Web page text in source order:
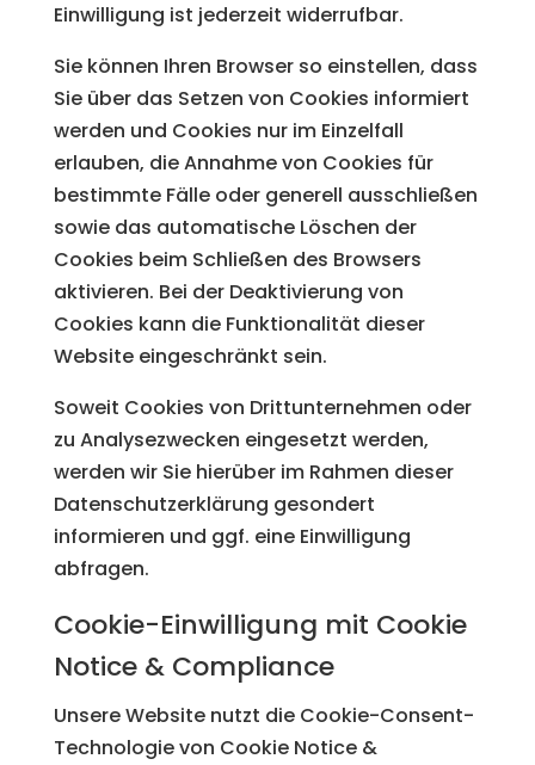
Einwilligung ist jederzeit widerrufbar.
Sie können Ihren Browser so einstellen, dass
Sie über das Setzen von Cookies informiert
werden und Cookies nur im Einzelfall
erlauben, die Annahme von Cookies für
bestimmte Fälle oder generell ausschließen
sowie das automatische Löschen der
Cookies beim Schließen des Browsers
aktivieren. Bei der Deaktivierung von
Cookies kann die Funktionalität dieser
Website eingeschränkt sein.
Soweit Cookies von Drittunternehmen oder
zu Analysezwecken eingesetzt werden,
werden wir Sie hierüber im Rahmen dieser
Datenschutzerklärung gesondert
informieren und ggf. eine Einwilligung
abfragen.
Cookie-Einwilligung mit Cookie
Notice & Compliance
Unsere Website nutzt die Cookie-Consent-
Technologie von Cookie Notice &